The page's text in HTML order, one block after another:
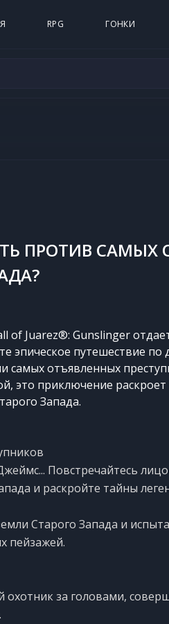
RPG ГОНКИ
ПРОТИВ САМЫХ
of Juarez®: Gunslinger
эпическое путешествие по
самых отъявленных
это приключение
Запада.
Повстречайтесь
и раскройте тайны
Старого Запада и
пейзажей.
охотник за головами,